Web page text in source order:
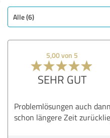
Alle (6)
5,00 von 5
SEHR GUT
Problemlösungen auch
schon längere Zeit